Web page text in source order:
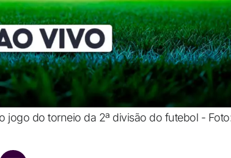
jogo do torneio da 2ª divisão do futebol -